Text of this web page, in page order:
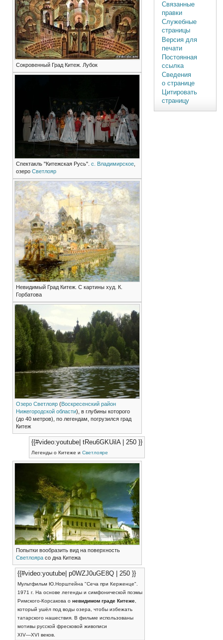
Сокровенный Град Китеж. Лубок
Спектакль "Китежская Русь". с. Владимирское,
озеро Светлояр
Невидимый Град Китеж. С картины худ. К.
Горбатова
Озеро Светлояр(Воскресенский район
Нижегородской области), в глубины которого
(до 40 метров), по легендам, погрузился град
Китеж
{{#video:youtube| tReu6GKUilA | 250 }}
Легенды о Китеже и Светлояре
Попытки вообразить вид на поверхность
Светлоярасо дна Китежа
{{#video:youtube| p0WZJ0uGE8Q | 250 }}
Мультфильм Ю.Норштейна "Сеча при Керженце".
1971 г. На основе легенды и симфонической поэмы
Римского-Корсакова о невидимом граде Китеже,
который ушёл под воды озера, чтобы избежать
татарского нашествия. В фильме использованы
мотивы русской фресковой живописи
XIV—XVI веков.
Связанные
правки
Служебные
страницы
Версия для
печати
Постоянная
ссылка
Сведения
о странице
Цитировать
страницу